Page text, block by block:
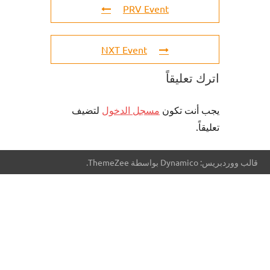
PRV Event
NXT Event
اترك تعليقاً
يجب أنت تكون مسجل الدخول لتضيف
تعليقاً.
قالب ووردبريس: Dynamico بواسطة ThemeZee.